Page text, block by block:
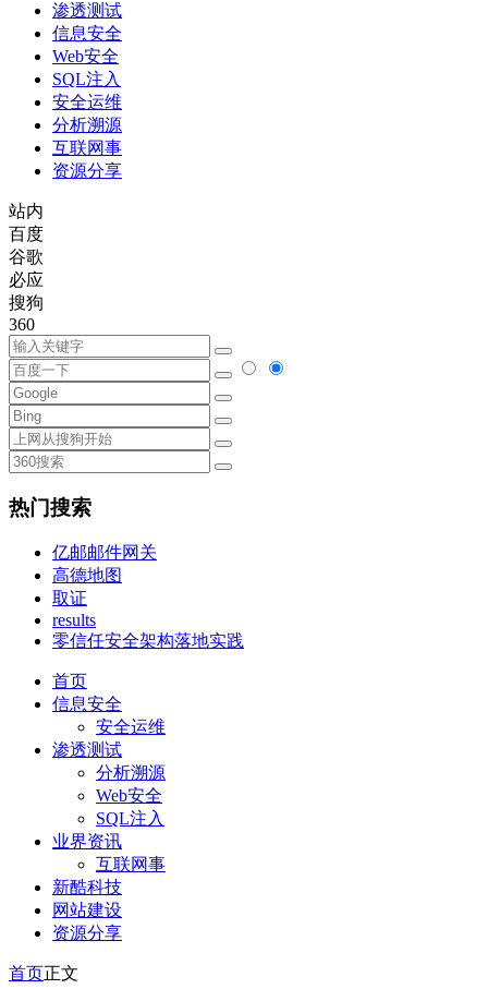
渗透测试
信息安全
Web安全
SQL注入
安全运维
分析溯源
互联网事
资源分享
站内
百度
谷歌
必应
搜狗
360
热门搜索
亿邮邮件网关
高德地图
取证
results
零信任安全架构落地实践
首页
信息安全
安全运维
渗透测试
分析溯源
Web安全
SQL注入
业界资讯
互联网事
新酷科技
网站建设
资源分享
首页正文